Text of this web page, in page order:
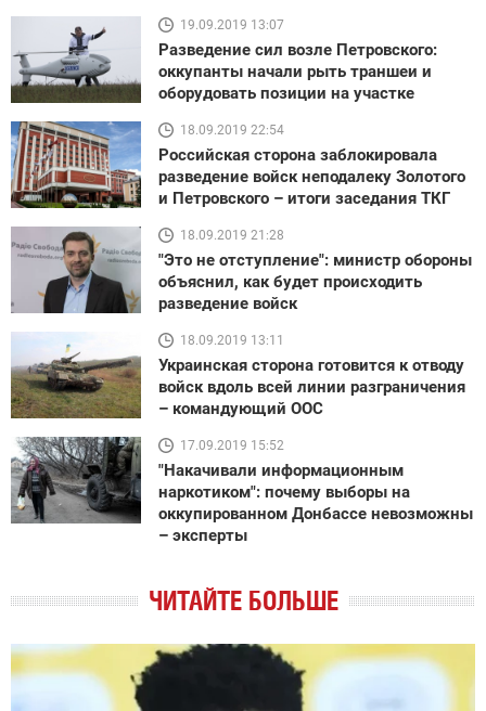
19.09.2019 13:07
Разведение сил возле Петровского:
оккупанты начали рыть траншеи и
оборудовать позиции на участке
18.09.2019 22:54
Российская сторона заблокировала
разведение войск неподалеку Золотого
и Петровского – итоги заседания ТКГ
18.09.2019 21:28
"Это не отступление": министр обороны
объяснил, как будет происходить
разведение войск
18.09.2019 13:11
Украинская сторона готовится к отводу
войск вдоль всей линии разграничения
– командующий ООС
17.09.2019 15:52
"Накачивали информационным
наркотиком": почему выборы на
оккупированном Донбассе невозможны
– эксперты
ЧИТАЙТЕ БОЛЬШЕ